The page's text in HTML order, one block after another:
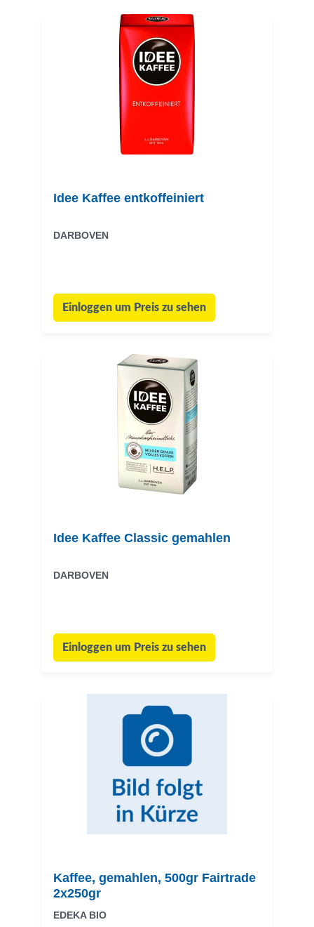
Idee Kaffee entkoffeiniert
DARBOVEN
Einloggen um Preis zu sehen
Idee Kaffee Classic gemahlen
DARBOVEN
Einloggen um Preis zu sehen
Kaffee, gemahlen, 500gr Fairtrade
2x250gr
EDEKA BIO